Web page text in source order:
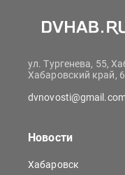
ул. Тургенева, 55,
Хабаровский край,
Новости
Хабаровск